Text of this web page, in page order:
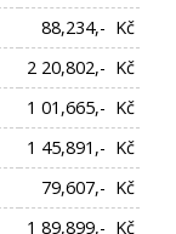
88,234,- Kč
2 20,802,- Kč
1 01,665,- Kč
1 45,891,- Kč
79,607,- Kč
1 89,899,- Kč